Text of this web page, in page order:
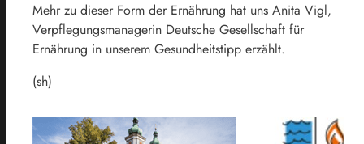
Mehr zu dieser Form der Ernährung hat uns Anita Vigl,
Verpflegungsmanagerin Deutsche Gesellschaft für
Ernährung in unserem Gesundheitstipp erzählt.
(sh)